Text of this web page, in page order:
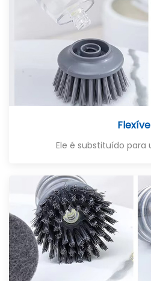
Ele é substituído para